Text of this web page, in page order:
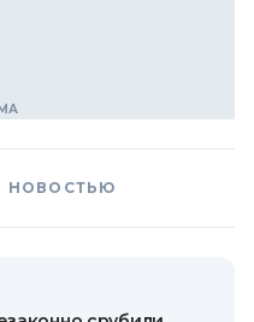
НОВОСТЬЮ